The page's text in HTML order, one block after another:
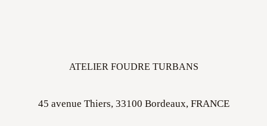
ATELIER FOUDRE TURBANS
45 avenue Thiers, 33100 Bordeaux, FRANCE